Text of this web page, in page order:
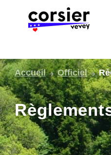
Accueil Officiel